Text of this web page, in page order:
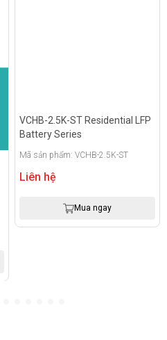
VCHB-2.5K-ST Residential LFP
Battery Series
Mã sản phẩm: VCHB-2.5K-ST
Liên hệ
Mua ngay